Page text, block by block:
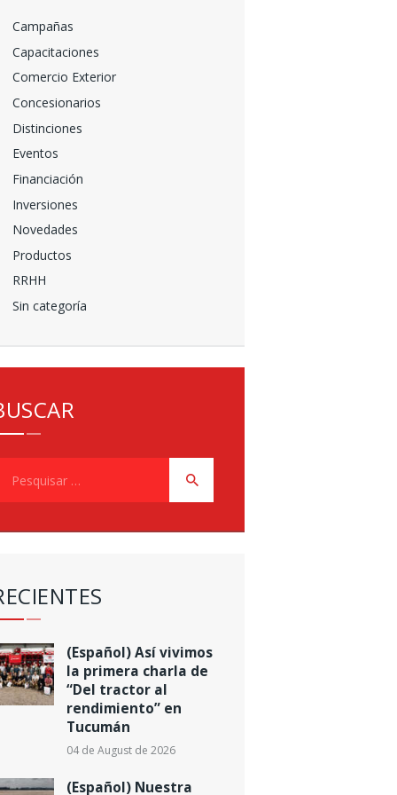
Campañas
Capacitaciones
Comercio Exterior
Concesionarios
Distinciones
Eventos
Financiación
Inversiones
Novedades
Productos
RRHH
Sin categoría
(Español) Así vivimos
la primera charla de
“Del tractor al
rendimiento” en
Tucumán
04 de August de 2026
(Español) Nuestra